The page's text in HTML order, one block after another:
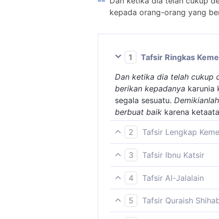
kepada orang-orang yang
1
Tafsir Ringkas
Dan ketika dia telah cukup
berikan kepadanya karunia
segala sesuatu.
berbuat baik karena
2
Tafsir Lengkap
Di kala Yusuf mulai
memberikan pendapat
kepadanya ilmu, meskipun
semata-mata ilham dan
Demikianlah Allah
jahat, selalu menjaga
3
Tafsir Ibnu Katsir
Firman Allah Swt.:
Dan tatkala dia cukup
4
Tafsir Al-Jalalain
(Dan tatkala dia cukup
kepadanya hikmah)
5
Tafsir Quraish